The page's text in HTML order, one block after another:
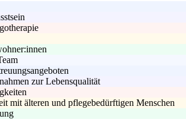
zur Lebensqualität
mit älteren und pflegebedürftigen Menschen